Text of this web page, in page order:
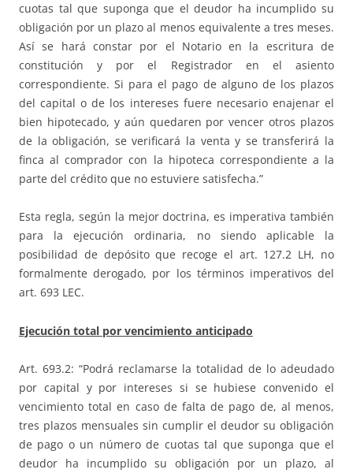
cuotas tal que suponga que el deudor ha incumplido su
obligación por un plazo al menos equivalente a tres meses.
Así se hará constar por el Notario en la escritura de
constitución y por el Registrador en el asiento
correspondiente. Si para el pago de alguno de los plazos
del capital o de los intereses fuere necesario enajenar el
bien hipotecado, y aún quedaren por vencer otros plazos
de la obligación, se verificará la venta y se transferirá la
finca al comprador con la hipoteca correspondiente a la
parte del crédito que no estuviere satisfecha.”
Esta regla, según la mejor doctrina, es imperativa también
para la ejecución ordinaria, no siendo aplicable la
posibilidad de depósito que recoge el art. 127.2 LH, no
formalmente derogado, por los términos imperativos del
art. 693 LEC.
Ejecución total por vencimiento anticipado
Art. 693.2: “Podrá reclamarse la totalidad de lo adeudado
por capital y por intereses si se hubiese convenido el
vencimiento total en caso de falta de pago de, al menos,
tres plazos mensuales sin cumplir el deudor su obligación
de pago o un número de cuotas tal que suponga que el
deudor ha incumplido su obligación por un plazo, al